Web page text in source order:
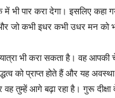
में भी पार करा देगा। इसलिए
जो कभी इधर कभी उधर मन
भी करा सकता है। वह
को प्राप्त होते हैं और यह
तुम्हें आगे बढ़ा रहा है। गुरू दीक्षा